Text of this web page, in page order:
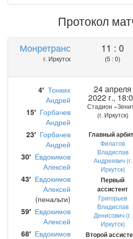
Протокол
Монретранс
г. Иркутск
11 : 0
(5 : 0)
4′ Тонких
Андрей
15′ Горбачев
Андрей
23′ Горбачев
Андрей
30′ Евдокимов
Алексей
43′ Евдокимов
Алексей
(пенальти)
59′ Евдокимов
Алексей
68′ Евдокимов
24 апреля
2022 г.,
Стадион
(г. Иркутск)
Главный
Филатов
Владислав
Андреевич (г.
Иркутск)
Первый
ассистент
Григорьев
Владислав
Денисович (г.
Иркутск)
Второй